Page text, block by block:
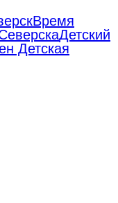
Время
Детский
Детская